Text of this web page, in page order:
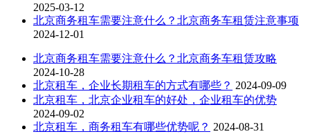
2025-03-12
北京商务租车需要注意什么？北京商务车租赁注意事项
2024-12-01
北京商务租车需要注意什么？北京商务车租赁攻略
2024-10-28
北京租车，企业长期租车的方式有哪些？ 2024-09-09
北京租车，北京企业租车的好处，企业租车的优势
2024-09-02
北京租车，商务租车有哪些优势呢？ 2024-08-31